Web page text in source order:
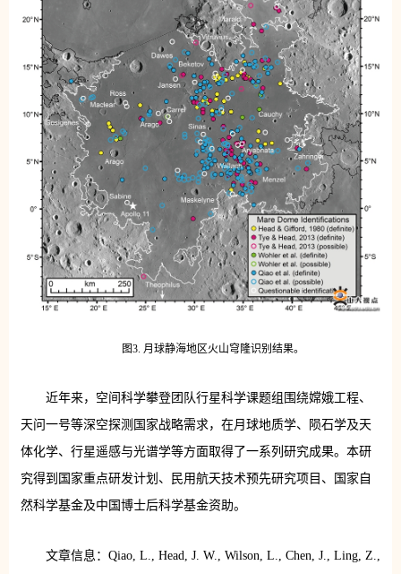
图3. 月球静海地区火山穹隆识别结果。
近年来，空间科学攀登团队行星科学课题组围绕嫦娥工程、
天问一号等深空探测国家战略需求，在月球地质学、陨石学及天
体化学、行星遥感与光谱学等方面取得了一系列研究成果。本研
究得到国家重点研发计划、民用航天技术预先研究项目、国家自
然科学基金及中国博士后科学基金资助。
文章信息：Qiao, L., Head, J. W., Wilson, L., Chen, J., Ling, Z.,